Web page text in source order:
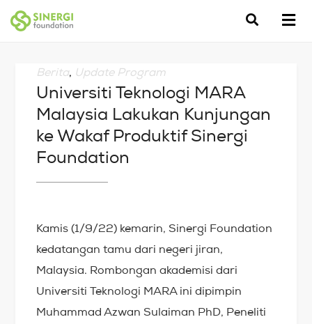
Berita, Update Program
Universiti Teknologi MARA
Malaysia Lakukan Kunjungan
ke Wakaf Produktif Sinergi
Foundation
Kamis (1/9/22) kemarin, Sinergi Foundation
kedatangan tamu dari negeri jiran,
Malaysia. Rombongan akademisi dari
Universiti Teknologi MARA ini dipimpin
Muhammad Azwan Sulaiman PhD, Peneliti